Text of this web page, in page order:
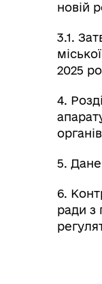
новій
3.1.
2025
4.
5. Дане
6.
ради з